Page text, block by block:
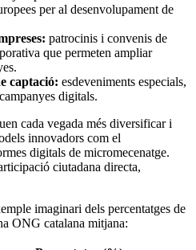
per al desenvolupament de‍
patrocinis i convenis de
que permeten ampliar
captació: esdeveniments especials,
digitals.
cada vegada més diversificar i
innovadors com el
digitals de‌ micromecenatge.
ciutadana directa,⁤
imaginari⁤ dels percentatges de
ONG catalana mitjana: